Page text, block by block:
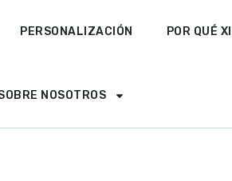
PERSONALIZACIÓN POR QUÉ
NOSOTROS